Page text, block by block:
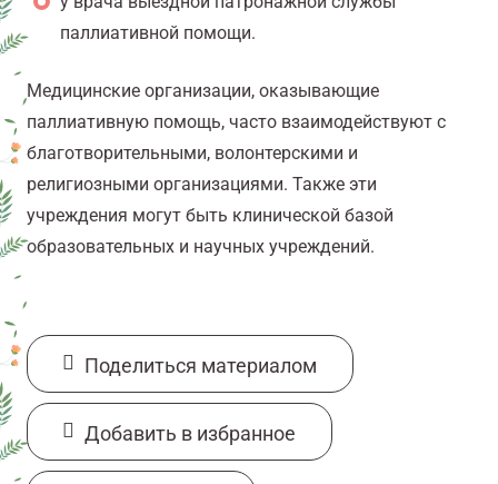
паллиативной помощи.
Медицинские организации, оказывающие
паллиативную помощь, часто взаимодействуют с
благотворительными, волонтерскими и
религиозными организациями. Также эти
учреждения могут быть клинической базой
образовательных и научных учреждений.
Поделиться материалом
Добавить в избранное